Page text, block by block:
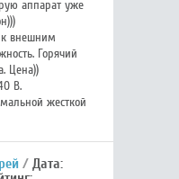
аппарат уже
внешним
Горячий
Цена))
В.
жесткой
Дата: